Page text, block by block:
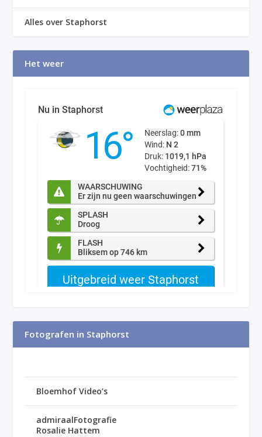
Alles over Staphorst
Het weer
Fotografen in Staphorst
Bloemhof Video’s
admiraalFotografie
Rosalie Hattem